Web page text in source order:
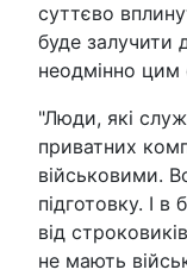
суттєво
буде залучити
неодмінно цим
"Люди, які
приватних
військовими.
підготовку. І в
від
не мають